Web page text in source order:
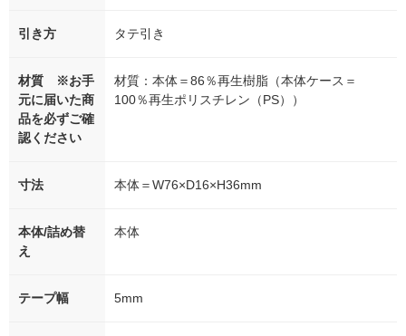
引き方 タテ引き
材質 ※お手
元に届いた商
品を必ずご確
認ください
材質：本体＝86％再生樹脂（本体ケース＝
100％再生ポリスチレン（PS））
寸法 本体＝W76×D16×H36mm
本体/詰め替
え
本体
テープ幅 5mm